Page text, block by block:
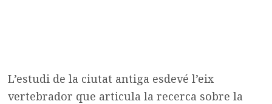
L’estudi de la ciutat antiga esdevé l’eix
vertebrador que articula la recerca sobre la